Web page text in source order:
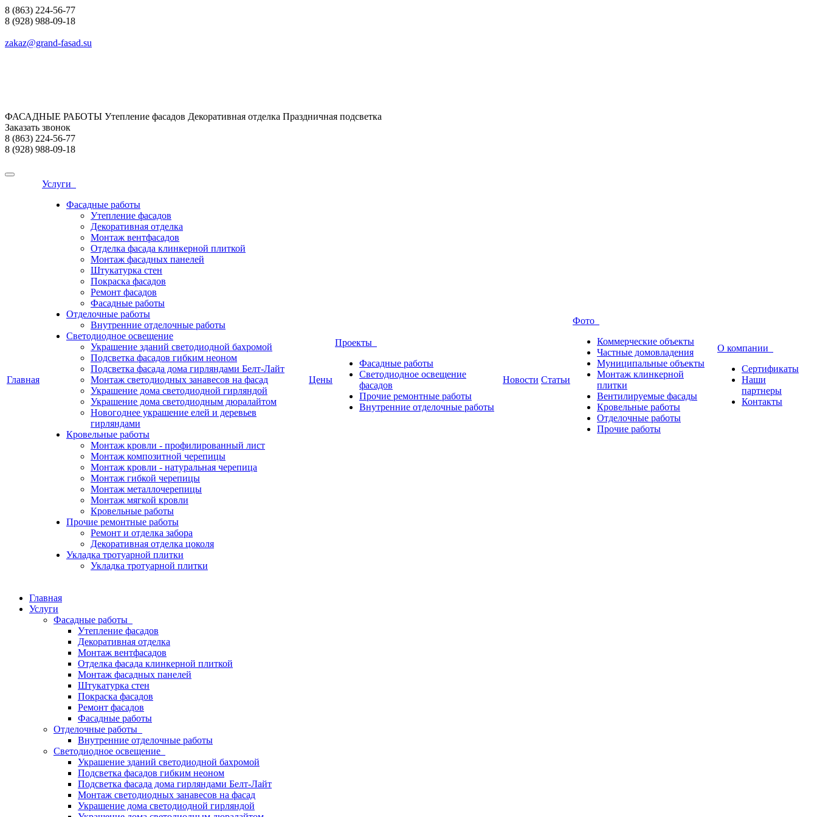
8 (863) 224-56-77
8 (928) 988-09-18
zakaz@grand-fasad.su
ФАСАДНЫЕ РАБОТЫ Утепление фасадов Декоративная отделка Праздничная подсветка
Заказать звонок
8 (863) 224-56-77
8 (928) 988-09-18
Главная
Услуги
Фасадные работы
Утепление фасадов
Декоративная отделка
Монтаж вентфасадов
Отделка фасада клинкерной плиткой
Монтаж фасадных панелей
Штукатурка стен
Покраска фасадов
Ремонт фасадов
Фасадные работы
Отделочные работы
Внутренние отделочные работы
Светодиодное освещение
Украшение зданий светодиодной бахромой
Подсветка фасадов гибким неоном
Подсветка фасада дома гирляндами Белт-Лайт
Монтаж светодиодных занавесов на фасад
Украшение дома светодиодной гирляндой
Украшение дома светодиодным дюралайтом
Новогоднее украшение елей и деревьев
гирляндами
Кровельные работы
Монтаж кровли - профилированный лист
Монтаж композитной черепицы
Монтаж кровли - натуральная черепица
Монтаж гибкой черепицы
Монтаж металлочерепицы
Монтаж мягкой кровли
Кровельные работы
Прочие ремонтные работы
Ремонт и отделка забора
Декоративная отделка цоколя
Укладка тротуарной плитки
Укладка тротуарной плитки
Цены
Проекты
Фасадные работы
Светодиодное освещение
фасадов
Прочие ремонтные работы
Внутренние отделочные работы
Новости Статьи
Фото
Коммерческие объекты
Частные домовладения
Муниципальные объекты
Монтаж клинкерной
плитки
Вентилируемые фасады
Кровельные работы
Отделочные работы
Прочие работы
О компании
Сертификаты
Наши
партнеры
Контакты
Главная
Услуги
Фасадные работы
Утепление фасадов
Декоративная отделка
Монтаж вентфасадов
Отделка фасада клинкерной плиткой
Монтаж фасадных панелей
Штукатурка стен
Покраска фасадов
Ремонт фасадов
Фасадные работы
Отделочные работы
Внутренние отделочные работы
Светодиодное освещение
Украшение зданий светодиодной бахромой
Подсветка фасадов гибким неоном
Подсветка фасада дома гирляндами Белт-Лайт
Монтаж светодиодных занавесов на фасад
Украшение дома светодиодной гирляндой